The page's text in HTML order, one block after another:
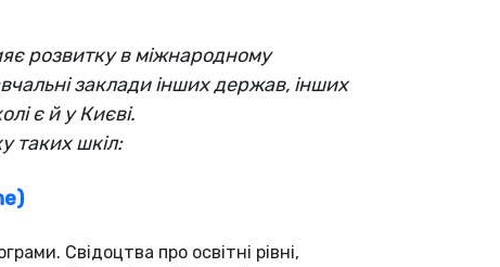
розвитку в міжнародному
заклади інших держав, інших
є й у Києві.
таких шкіл:
Свідоцтва про освітні рівні,